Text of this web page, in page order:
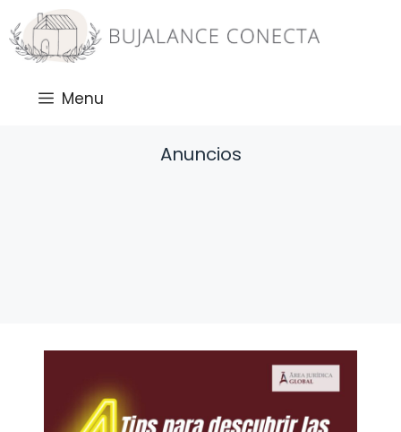
Saltar
al
contenido
Menu
Anuncios